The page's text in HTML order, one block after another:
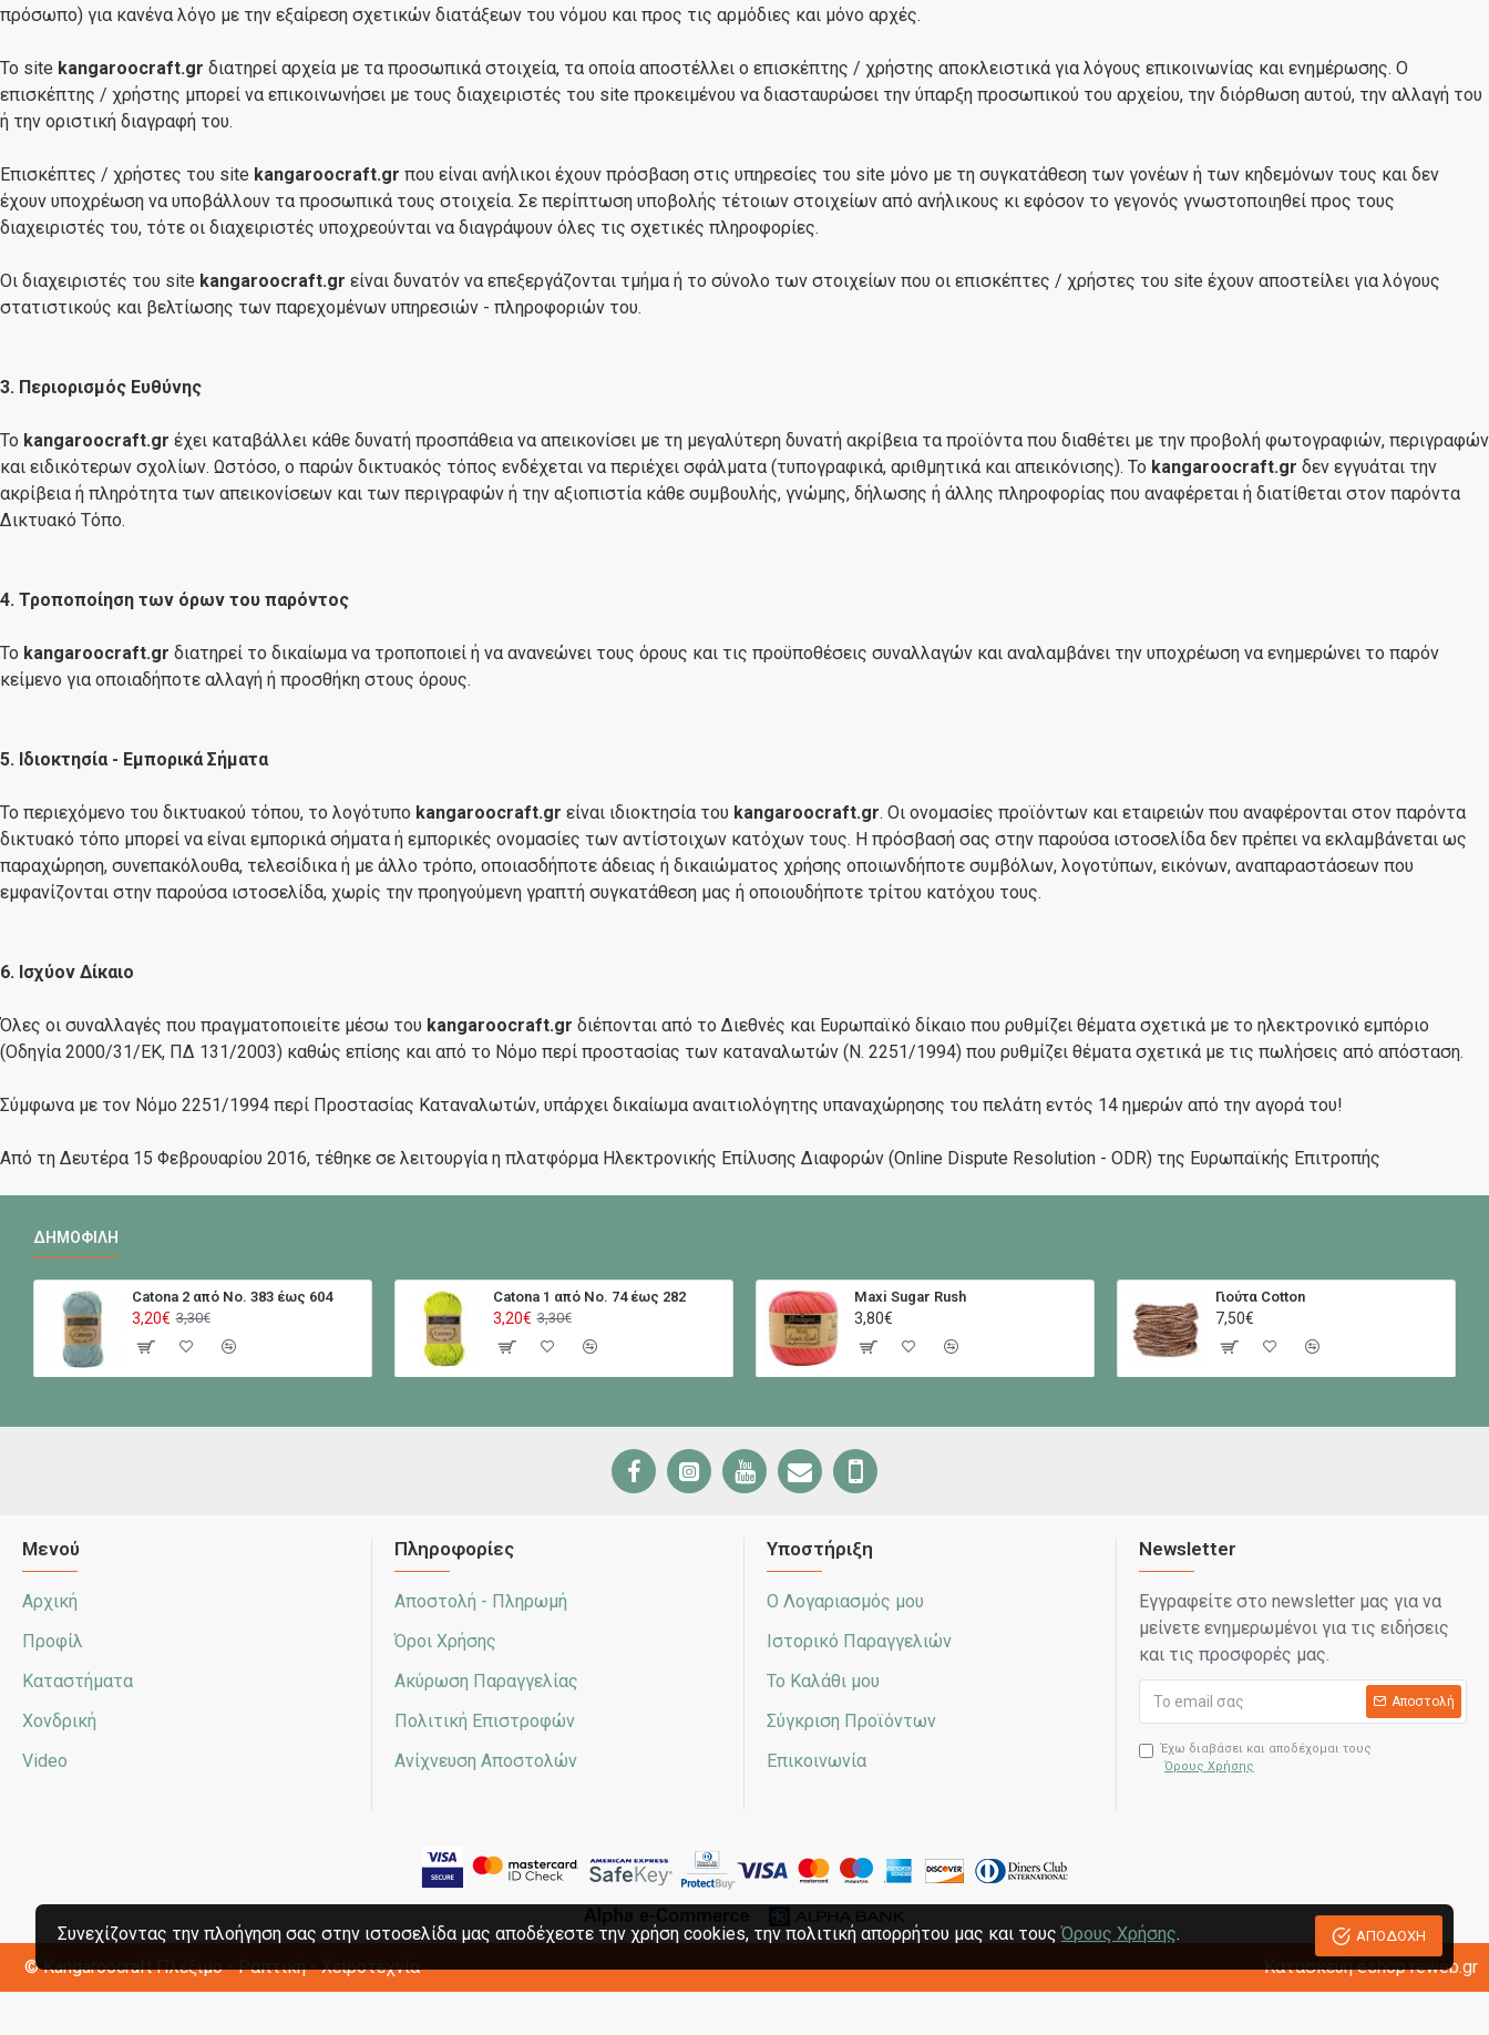
πρόσωπο) για κανένα λόγο με την εξαίρεση σχετικών διατάξεων του νόμου και προς τις αρμόδιες και μόνο αρχές.
Το site kangaroocraft.gr διατηρεί αρχεία με τα προσωπικά στοιχεία, τα οποία αποστέλλει ο επισκέπτης / χρήστης αποκλειστικά για λόγους επικοινωνίας και ενημέρωσης. Ο
επισκέπτης / χρήστης μπορεί να επικοινωνήσει με τους διαχειριστές του site προκειμένου να διασταυρώσει την ύπαρξη προσωπικού του αρχείου, την διόρθωση αυτού, την αλλαγή του
ή την οριστική διαγραφή του.
Επισκέπτες / χρήστες του site kangaroocraft.gr που είναι ανήλικοι έχουν πρόσβαση στις υπηρεσίες του site μόνο με τη συγκατάθεση των γονέων ή των κηδεμόνων τους και δεν
έχουν υποχρέωση να υποβάλλουν τα προσωπικά τους στοιχεία. Σε περίπτωση υποβολής τέτοιων στοιχείων από ανήλικους κι εφόσον το γεγονός γνωστοποιηθεί προς τους
διαχειριστές του, τότε οι διαχειριστές υποχρεούνται να διαγράψουν όλες τις σχετικές πληροφορίες.
Οι διαχειριστές του site kangaroocraft.gr είναι δυνατόν να επεξεργάζονται τμήμα ή το σύνολο των στοιχείων που οι επισκέπτες / χρήστες του site έχουν αποστείλει για λόγους
στατιστικούς και βελτίωσης των παρεχομένων υπηρεσιών - πληροφοριών του.
3. Περιορισμός Ευθύνης
Το kangaroocraft.gr έχει καταβάλλει κάθε δυνατή προσπάθεια να απεικονίσει με τη μεγαλύτερη δυνατή ακρίβεια τα προϊόντα που διαθέτει με την προβολή φωτογραφιών, περιγραφών
και ειδικότερων σχολίων. Ωστόσο, ο παρών δικτυακός τόπος ενδέχεται να περιέχει σφάλματα (τυπογραφικά, αριθμητικά και απεικόνισης). To kangaroocraft.gr δεν εγγυάται την
ακρίβεια ή πληρότητα των απεικονίσεων και των περιγραφών ή την αξιοπιστία κάθε συμβουλής, γνώμης, δήλωσης ή άλλης πληροφορίας που αναφέρεται ή διατίθεται στον παρόντα
Δικτυακό Τόπο.
4. Τροποποίηση των όρων του παρόντος
Το kangaroocraft.gr διατηρεί το δικαίωμα να τροποποιεί ή να ανανεώνει τους όρους και τις προϋποθέσεις συναλλαγών και αναλαμβάνει την υποχρέωση να ενημερώνει το παρόν
κείμενο για οποιαδήποτε αλλαγή ή προσθήκη στους όρους.
5. Ιδιοκτησία - Εμπορικά Σήματα
Το περιεχόμενο του δικτυακού τόπου, το λογότυπο kangaroocraft.gr είναι ιδιοκτησία του kangaroocraft.gr. Οι ονομασίες προϊόντων και εταιρειών που αναφέρονται στον παρόντα
δικτυακό τόπο μπορεί να είναι εμπορικά σήματα ή εμπορικές ονομασίες των αντίστοιχων κατόχων τους. Η πρόσβασή σας στην παρούσα ιστοσελίδα δεν πρέπει να εκλαμβάνεται ως
παραχώρηση, συνεπακόλουθα, τελεσίδικα ή με άλλο τρόπο, οποιασδήποτε άδειας ή δικαιώματος χρήσης οποιωνδήποτε συμβόλων, λογοτύπων, εικόνων, αναπαραστάσεων που
εμφανίζονται στην παρούσα ιστοσελίδα, χωρίς την προηγούμενη γραπτή συγκατάθεση μας ή οποιουδήποτε τρίτου κατόχου τους.
6. Ισχύον Δίκαιο
Όλες οι συναλλαγές που πραγματοποιείτε μέσω του kangaroocraft.gr διέπονται από το Διεθνές και Ευρωπαϊκό δίκαιο που ρυθμίζει θέματα σχετικά με το ηλεκτρονικό εμπόριο
(Οδηγία 2000/31/ΕΚ, ΠΔ 131/2003) καθώς επίσης και από το Νόμο περί προστασίας των καταναλωτών (Ν. 2251/1994) που ρυθμίζει θέματα σχετικά με τις πωλήσεις από απόσταση.
Σύμφωνα με τον Νόμο 2251/1994 περί Προστασίας Καταναλωτών, υπάρχει δικαίωμα αναιτιολόγητης υπαναχώρησης του πελάτη εντός 14 ημερών από την αγορά του!
Από τη Δευτέρα 15 Φεβρουαρίου 2016, τέθηκε σε λειτουργία η πλατφόρμα Ηλεκτρονικής Επίλυσης Διαφορών (Online Dispute Resolution - ODR) της Ευρωπαϊκής Επιτροπής
ΔΗΜΟΦΙΛΉ
Catona 2 από No. 383 έως 604
3,20€ 3,30€
Catona 1 από No. 74 έως 282
3,20€ 3,30€
Maxi Sugar Rush
3,80€
Γιούτα Cotton
7,50€
Μενού
Αρχική
Προφίλ
Καταστήματα
Χονδρική
Video
Πληροφορίες
Αποστολή - Πληρωμή
Όροι Χρήσης
Ακύρωση Παραγγελίας
Πολιτική Επιστροφών
Ανίχνευση Αποστολών
Υποστήριξη
Ο Λογαριασμός μου
Ιστορικό Παραγγελιών
Το Καλάθι μου
Σύγκριση Προϊόντων
Επικοινωνία
Newsletter
Εγγραφείτε στο newsletter μας για να
μείνετε ενημερωμένοι για τις ειδήσεις
και τις προσφορές μας.
Αποστολή
Έχω διαβάσει και αποδέχομαι τους
Όρους Χρήσης
© KangaroocraftΠλέξιμο - Ραπτική - Χειροτεχνία Κατασκευή eshop reweb.gr
ΑΠΟΔΟΧΗ
Συνεχίζοντας την πλοήγηση σας στην ιστοσελίδα μας αποδέχεστε την χρήση cookies, την πολιτική απορρήτου μας και τουςΌρους Χρήσης.